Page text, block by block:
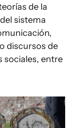
de la
sistema
discursos de
sociales, entre